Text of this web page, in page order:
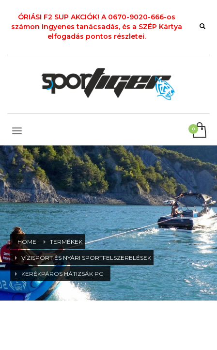
ÓRIÁSI F2 SUP AKCIÓK! A 0670-9020-666-os
számon ingyenes tanácsadás, és a SZÉP Kártya
elfogadás pontos részletei.
HOME TERMÉKEK
VÍZISPORT ÉS NYÁRI SPORTFELSZERELÉSEK
KERÉKPÁROS HÁTIZSÁK PC